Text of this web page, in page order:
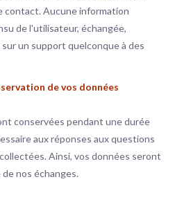
contact. Aucune information
de l'utilisateur, échangée,
un support quelconque à des
de vos données
conservées pendant une durée
aux réponses aux questions
Ainsi, vos données seront
nos échanges.